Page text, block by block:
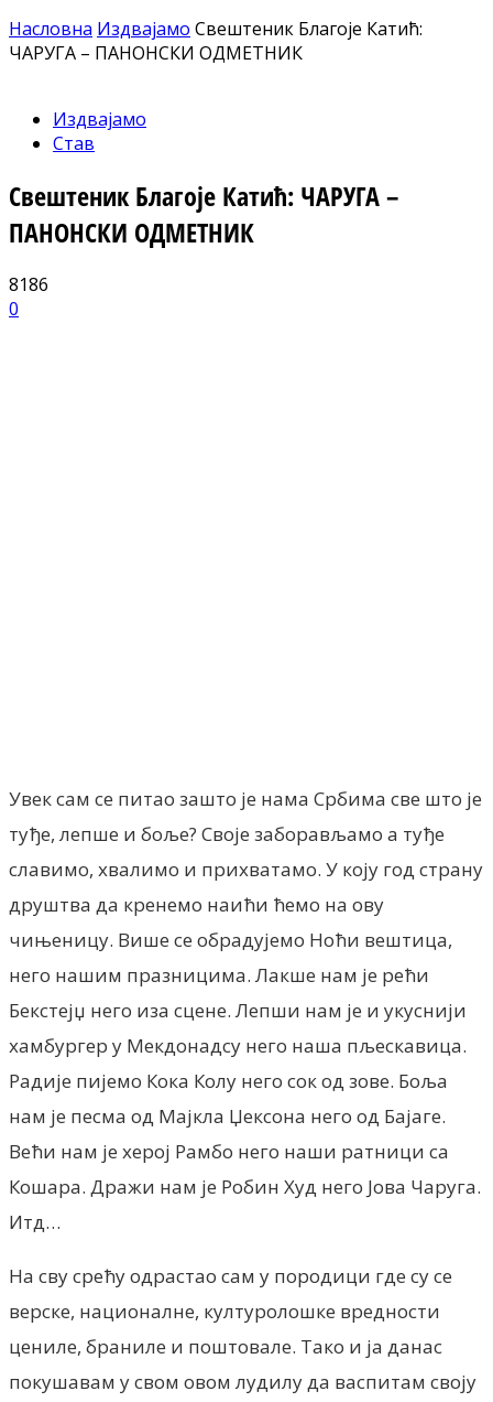
Насловна Издвајамо Свештеник Благоје Катић:
ЧАРУГА – ПАНОНСКИ ОДМЕТНИК
Издвајамо
Став
Свештеник Благоје Катић: ЧАРУГА –
ПАНОНСКИ ОДМЕТНИК
8186
0
Увек сам се питао зашто је нама Србима све што је
туђе, лепше и боље? Своје заборављамо а туђе
славимо, хвалимо и прихватамо. У коју год страну
друштва да кренемо наићи ћемо на ову
чињеницу. Више се обрадујемо Ноћи вештица,
него нашим празницима. Лакше нам је рећи
Бекстејџ него иза сцене. Лепши нам је и укуснији
хамбургер у Мекдонадсу него наша пљескавица.
Радије пијемо Кока Колу него сок од зове. Боља
нам је песма од Мајкла Џексона него од Бајаге.
Већи нам је херој Рамбо него наши ратници са
Кошара. Дражи нам је Робин Худ него Јова Чаруга.
Итд…
На сву срећу одрастао сам у породици где су се
верске, националне, културолошке вредности
цениле, браниле и поштовале. Тако и ја данас
покушавам у свом овом лудилу да васпитам своју